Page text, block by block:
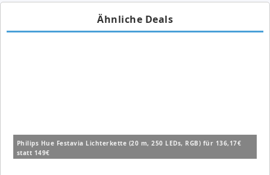
Ähnliche Deals
Philips Hue Festavia Lichterkette (20 m, 250 LEDs, RGB) für 136,17€
statt 149€